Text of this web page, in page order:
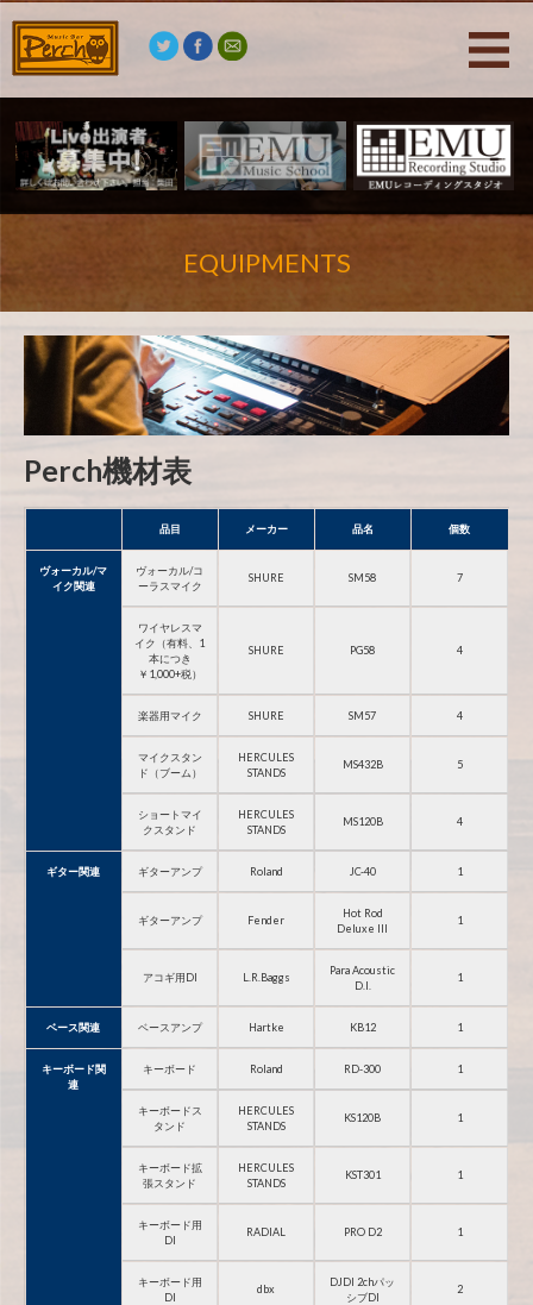
have
top
quality
子
タ
EQUIPMENTS
Perch機材表
品目 メーカー 品名 個数
ヴォーカル/マ
イク関連
ヴォーカル/コ
ーラスマイク
SHURE SM58 7
ワイヤレスマ
イク（有料、1
本につき
￥1,000+税）
SHURE PG58 4
楽器用マイク SHURE SM57 4
マイクスタン
ド（ブーム）
HERCULES
STANDS
MS432B 5
ショートマイ
クスタンド
HERCULES
STANDS
MS120B 4
ギター関連 ギターアンプ Roland JC-40 1
ギターアンプ Fender
Hot Rod
Deluxe III
1
アコギ用DI L.R.Baggs
Para Acoustic
D.I.
1
ベース関連 ベースアンプ Hartke KB12 1
キーボード関
連
キーボード Roland RD-300 1
キーボードス
タンド
HERCULES
STANDS
KS120B 1
キーボード拡
張スタンド
HERCULES
STANDS
KST301 1
キーボード用
DI
RADIAL PRO D2 1
キーボード用
DI
dbx
DJDI 2chパッ
シブDI
2